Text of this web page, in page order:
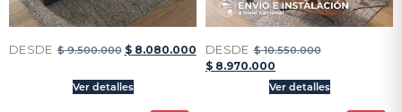
DESDE $9.500.000 $8.080.000
Ver detalles
DESDE $10.550.000
$ 8.970.000
Ver detalles